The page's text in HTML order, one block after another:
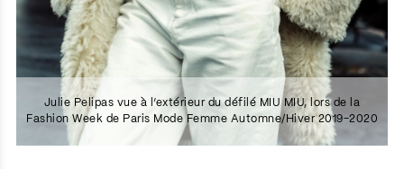
Julie Pelipas vue à l’extérieur du défilé MIU MIU, lors de la
Fashion Week de Paris Mode Femme Automne/Hiver 2019-2020